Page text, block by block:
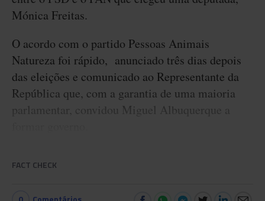
Mónica Freitas.
O acordo com o partido Pessoas Animais
Natureza foi rápido, anunciado três dias depois
das eleições e comunicado ao Representante da
República que, com a garantia de uma maioria
parlamentar, convidou Miguel Albuquerque a
FACT CHECK